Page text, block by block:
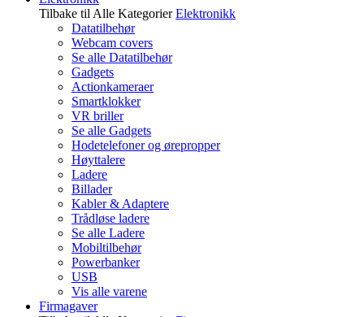
Tilbake til Alle Kategorier Elektronikk
Datatilbehør
Webcam covers
Se alle Datatilbehør
Gadgets
Actionkameraer
Smartklokker
VR briller
Se alle Gadgets
Hodetelefoner og ørepropper
Høyttalere
Ladere
Billader
Kabler & Adaptere
Trådløse ladere
Se alle Ladere
Mobiltilbehør
Powerbanker
USB
Vis alle varene
Firmagaver